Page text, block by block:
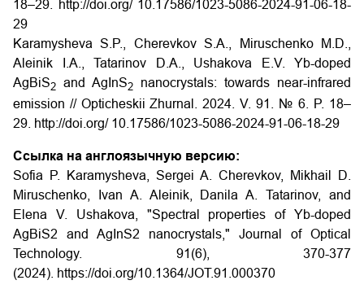
18–29. http://doi.org/ 10.17586/1023-5086-2024-91-06-18-
29
Karamysheva S.P., Cherevkov S.A., Miruschenko M.D.,
Aleinik I.A., Tatarinov D.A., Ushakova E.V. Yb-doped
AgBiS2 and AgInS2 nanocrystals: towards near-infrared
emission // Opticheskii Zhurnal. 2024. V. 91. № 6. P. 18–
29. http://doi.org/ 10.17586/1023-5086-2024-91-06-18-29
Ссылка на англоязычную версию:
Sofia P. Karamysheva, Sergei A. Cherevkov, Mikhail D.
Miruschenko, Ivan A. Aleinik, Danila A. Tatarinov, and
Elena V. Ushakova, "Spectral properties of Yb-doped
AgBiS2 and AgInS2 nanocrystals," Journal of Optical
Technology. 91(6), 370-377
(2024). https://doi.org/10.1364/JOT.91.000370